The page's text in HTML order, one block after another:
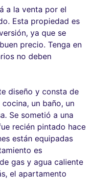
a la venta por el
Esta propiedad es
ya que se
precio. Tenga en
no deben
diseño y consta de
un baño, un
Se sometió a una
recién pintado hace
están equipadas
es
gas y agua caliente
el apartamento